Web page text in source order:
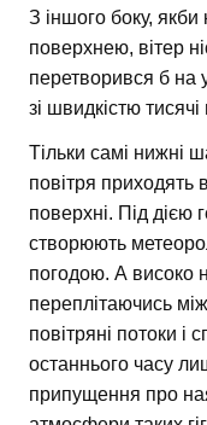
З іншого боку,
поверхнею, вітер
перетворився б на
зі швидкістю
Тільки самі нижні
повітря приходять
поверхні. Під дією
створюють
погодою. А високо
переплітаючись
повітряні потоки і
останнього часу
припущення про